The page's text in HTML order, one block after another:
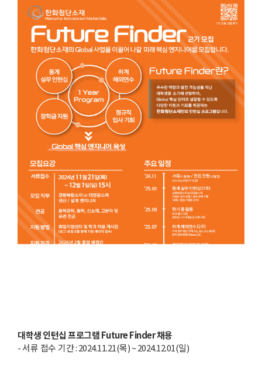
대학생 인턴십 프로그램 Future Finder 채용
-서류 접수 기간: 2024.11.21(목) ~ 2024.12.01(일)